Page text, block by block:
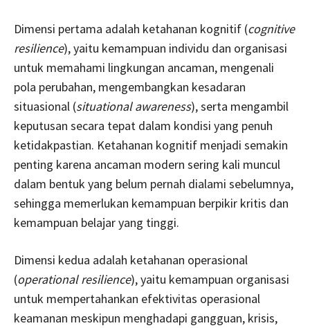
Dimensi pertama adalah ketahanan kognitif (cognitive
resilience), yaitu kemampuan individu dan organisasi
untuk memahami lingkungan ancaman, mengenali
pola perubahan, mengembangkan kesadaran
situasional (situational awareness), serta mengambil
keputusan secara tepat dalam kondisi yang penuh
ketidakpastian. Ketahanan kognitif menjadi semakin
penting karena ancaman modern sering kali muncul
dalam bentuk yang belum pernah dialami sebelumnya,
sehingga memerlukan kemampuan berpikir kritis dan
kemampuan belajar yang tinggi.
Dimensi kedua adalah ketahanan operasional
(operational resilience), yaitu kemampuan organisasi
untuk mempertahankan efektivitas operasional
keamanan meskipun menghadapi gangguan, krisis,